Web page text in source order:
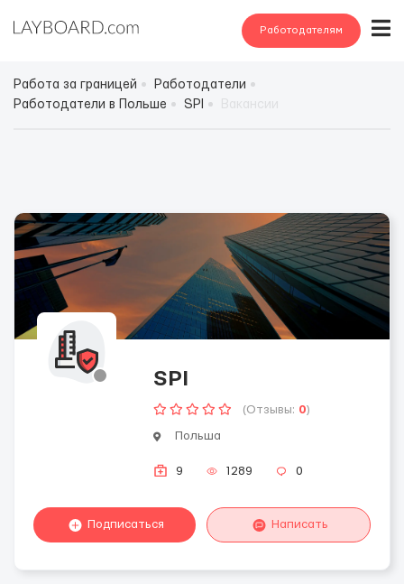
Работодателям
Работа за границей
Работодатели
Работодатели в Польше
SPI
SPI
(Отзывы: 0)
Польша
9 1289 0
Подписаться Написать